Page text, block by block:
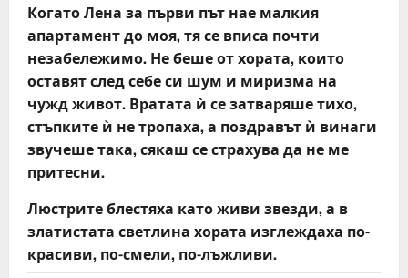
Когато Лена за първи път нае малкия
апартамент до моя, тя се вписа почти
незабележимо. Не беше от хората, които
оставят след себе си шум и миризма на
чужд живот. Вратата ѝ се затваряше тихо,
стъпките ѝ не тропаха, а поздравът ѝ винаги
звучеше така, сякаш се страхува да не ме
притесни.
Люстрите блестяха като живи звезди, а в
златистата светлина хората изглеждаха по-
красиви, по-смели, по-лъжливи.